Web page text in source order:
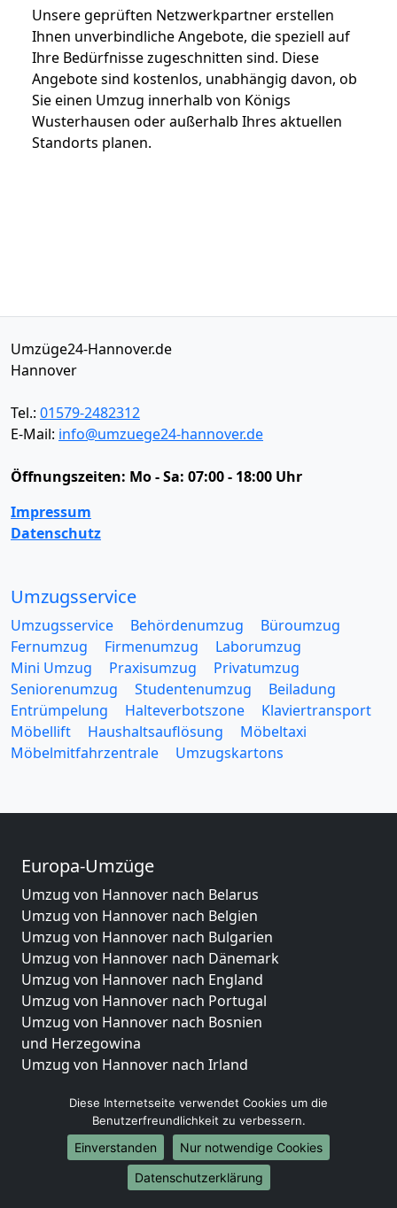
Unsere geprüften Netzwerkpartner erstellen
Ihnen unverbindliche Angebote, die speziell auf
Ihre Bedürfnisse zugeschnitten sind. Diese
Angebote sind kostenlos, unabhängig davon, ob
Sie einen Umzug innerhalb von Königs
Wusterhausen oder außerhalb Ihres aktuellen
Standorts planen.
Umzüge24-Hannover.de
Hannover
Tel.: 01579-2482312
E-Mail: info@umzuege24-hannover.de
Öffnungszeiten: Mo - Sa: 07:00 - 18:00 Uhr
Impressum
Datenschutz
Umzugsservice
Umzugsservice Behördenumzug
Büroumzug
Fernumzug
Firmenumzug
Laborumzug
Mini Umzug
Praxisumzug
Privatumzug
Seniorenumzug
Studentenumzug
Beiladung
Entrümpelung
Halteverbotszone
Klaviertransport
Möbellift
Haushaltsauflösung
Möbeltaxi
Möbelmitfahrzentrale
Umzugskartons
Europa-Umzüge
Umzug von Hannover nach Belarus
Umzug von Hannover nach Belgien
Umzug von Hannover nach Bulgarien
Umzug von Hannover nach Dänemark
Umzug von Hannover nach England
Umzug von Hannover nach Portugal
Umzug von Hannover nach Bosnien
und Herzegowina
Umzug von Hannover nach Irland
Umzug von Hannover nach Zypern
Umzug von Hannover nach Kroatien
Umzug von Hannover nach Estland
Umzug von Hannover nach Finnland
Umzug von Hannover nach Frankreich
Diese Internetseite verwendet Cookies um die
Benutzerfreundlichkeit zu verbessern.
Einverstanden
Nur notwendige Cookies
Datenschutzerklärung